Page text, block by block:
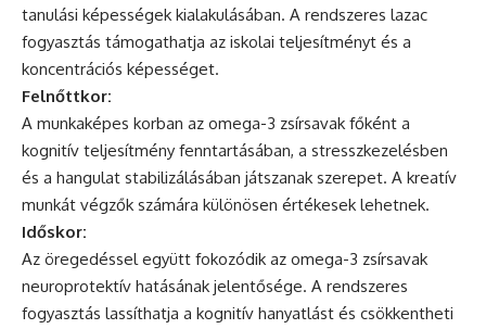
tanulási képességek kialakulásában. A rendszeres lazac
fogyasztás támogathatja az iskolai teljesítményt és a
koncentrációs képességet.
Felnőttkor:
A munkaképes korban az omega-3 zsírsavak főként a
kognitív teljesítmény fenntartásában, a stresszkezelésben
és a hangulat stabilizálásában játszanak szerepet. A kreatív
munkát végzők számára különösen értékesek lehetnek.
Időskor:
Az öregedéssel együtt fokozódik az omega-3 zsírsavak
neuroprotektív hatásának jelentősége. A rendszeres
fogyasztás lassíthatja a kognitív hanyatlást és csökkentheti